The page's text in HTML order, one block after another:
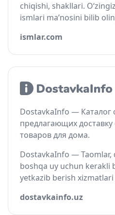
chiqishi, shakllari.
ismlari ma’nosini bilib
ismlar.com
DostavkaInfo — Каталог
предлагающих доставку
товаров для дома.
DostavkaInfo — Taomlar,
boshqa uy uchun kerakli
yetkazib berish xizmatlari
dostavkainfo.uz